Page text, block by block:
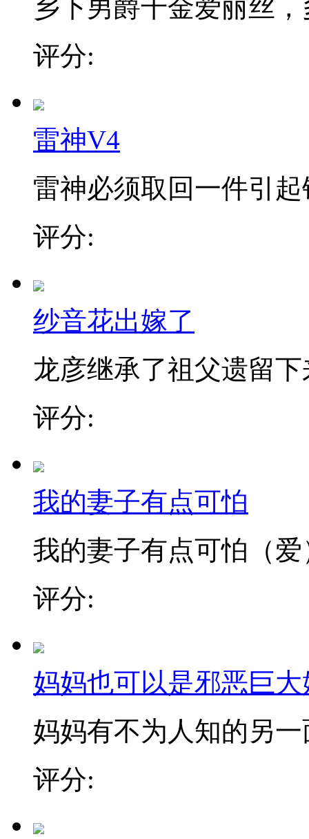
乡下男爵千金爱丽丝，
评分:
雷神V4
雷神必须取回一件引起
评分:
纱音花出嫁了
龙彦继承了祖父遗留下
评分:
我的妻子有点可怕
我的妻子有点可怕（爱
评分:
妈妈也可以是邪恶巨大
妈妈有不为人知的另一
评分: